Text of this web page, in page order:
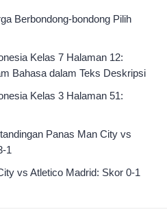
Berbondong-bondong Pilih
Kelas 7 Halaman 12:
Bahasa dalam Teks Deskripsi
Kelas 3 Halaman 51:
Panas Man City vs
1
vs Atletico Madrid: Skor 0-1